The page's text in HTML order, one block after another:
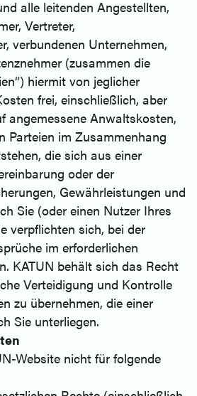
alle leitenden Angestellten,
Vertreter,
verbundenen Unternehmen,
(zusammen die
hiermit von jeglicher
frei, einschließlich, aber
angemessene Anwaltskosten,
Parteien im Zusammenhang
die sich aus einer
oder der
Gewährleistungen und
Sie (oder einen Nutzer Ihres
verpflichten sich, bei der
im erforderlichen
KATUN behält sich das Recht
Verteidigung und Kontrolle
zu übernehmen, die einer
Sie unterliegen.
Website nicht für folgende